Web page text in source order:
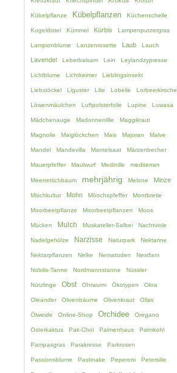
Kübelpflanze Kübelpflanzen Küchenschelle
Kugeldistel Kümmel Kürbis Lampenputzergras
Lampionblume Lanzenrosette Laub Lauch
Lavendel Leberbalsam Lein Leylandzypresse
Lichtblume Lichtkeimer Lieblingsinsekt
Liebstöckel Liguster Lilie Lobelie Lorbeerkirsche
Löwenmäulchen Luftpolsterfolie Lupine Luwasa
Mädchenauge Madonnenlilie Maggikraut
Magnolie Maiglöckchen Mais Majoran Malve
Mandel Mandevilla Mantelsaat Märzenbecher
Mauerpfeffer Maulwurf Medinille mediterran
Meerrettichbaum mehrjährig Melone Minze
Mischkultur Mohn Mönchspfeffer Montbretie
Moorbeetpflanze Moorbeetpflanzen Moos
Mücken Mulch Muskateller-Salbei Nachtviole
Nadelgehölze Narzisse Naturpark Nektarine
Nektarpflanzen Nelke Nematoden Nestfarn
Nobilis-Tanne Nordmannstanne Nüssler
Nützlinge Obst Ohrwurm Ökotypen Okra
Oleander Olivenbäume Olivenkraut Ollas
Ölweide Online-Shop Orchidee Oregano
Osterkaktus Pak-Choi Palmenhaus Palmkohl
Pampasgras Parakresse Parkrosen
Passionsblume Pastinake Peperoni Petersilie